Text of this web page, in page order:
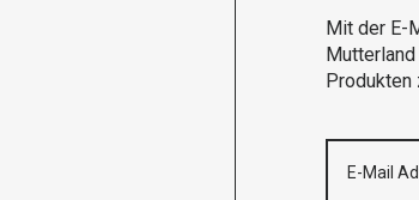
Mit der E-
Produkten